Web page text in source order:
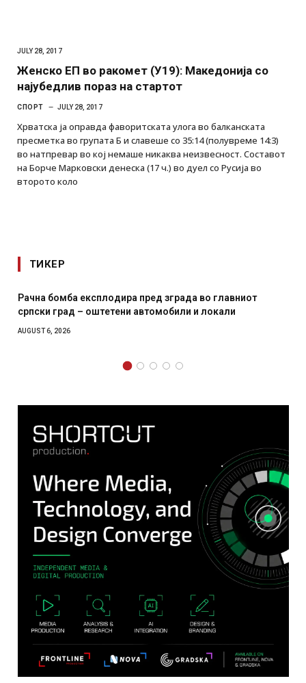
JULY 28, 2017
Женско ЕП во ракомет (У19): Македонија со
најубедлив пораз на стартот
СПОРТ JULY 28, 2017
Хрватска ја оправда фаворитската улога во балканската
пресметка во групата Б и славеше со 35:14 (полувреме 14:3)
во натпревар во кој немаше никаква неизвесност. Составот
на Борче Марковски денеска (17 ч.) во дуел со Русија во
второто коло
ТИКЕР
пред зграда во главниот
автомобили и локали
И Данска се
месечна воена